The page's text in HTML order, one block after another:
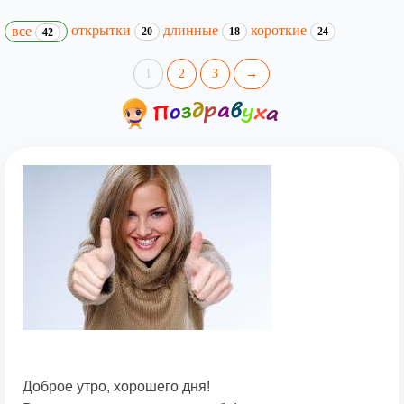
все 42 открытки 20 длинные 18 короткие 24
1 2 3 →
Доброе утро, хорошего дня!